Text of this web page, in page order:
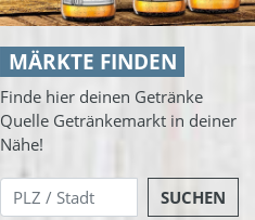
MÄRKTE FINDEN
Finde hier deinen Getränke
Quelle Getränkemarkt in deiner
Nähe!
SUCHEN